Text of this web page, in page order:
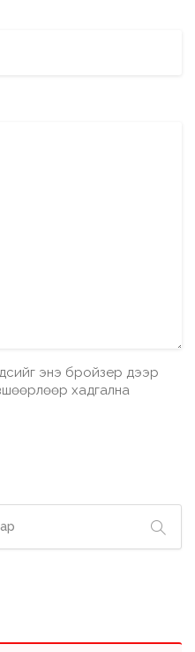
энэ бройзер дээр
хадгална